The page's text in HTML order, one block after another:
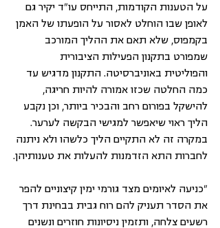
על הטענות הקודמות, התייחס עו"ד יקיר גם
לאופן שבו הוחלט לאסור על הופעתו של האמן
בקמפוס, שלא תאם את ההליך המורכב
שמפורט בתקנון הפעילות הציבורית
והפוליטית באוניברסיטה. התקנון מדגיש עד
כמה החלטה שכזו אמורה להיות חריגה,
להישקל בפורום רחב והבכיר ביותר, וכן נקבע
הליך ראוי שיאפשר למגישי הבקשה לערער.
במקרה זה לא התקיים הליך כלשהו ולא ניתנה
לחברות התא הזדמנות להעלות את טענותיהן.
"כניעה לאיומים מצד גורמי ימין קיצוניים להפר
את הסדר תעניק להם רוח גבית בבחינת דרך
רשעים צלחה, ותזמין ניסיונות חוזרים ונשנים